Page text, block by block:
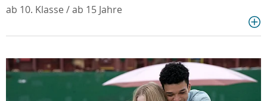
ab 10. Klasse / ab 15 Jahre